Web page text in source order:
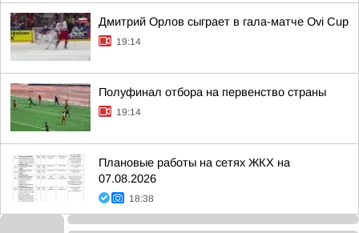
Дмитрий Орлов сыграет в гала-матче Ovi Cup
19:14
Полуфинал отбора на первенство страны
19:14
Плановые работы на сетях ЖКХ на
07.08.2026
18:38